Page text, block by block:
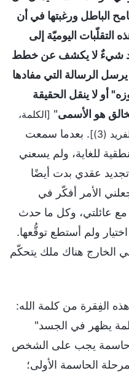
الباطل ورغبتها في أن
التقلّبات اليوميّة إلى
شيءٌ لا يكشف عن خطط
الرسالة التي مفادها
أو لا ينقل الحقيقة
هو الأسمى" [الكلمة،
. بعدما سمعت
للغاية، ولم يسعني
عقدي بدت أيضًا
الأمر أفكّر في
مع عائلتي، وكل ما حدث
ولم أستطع توقُّعها.
الخارج هناك ملك يتحكّم
الفِقرة من كلمة الله:
يظهر في الجسد"
يجب على الشخص
الحاسمة الأولى؛